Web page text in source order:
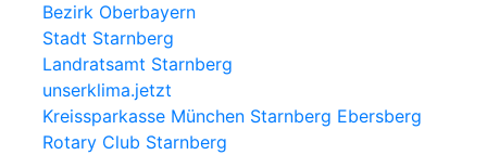
Bezirk Oberbayern
Stadt Starnberg
Landratsamt Starnberg
unserklima.jetzt
Kreissparkasse München Starnberg Ebersberg
Rotary Club Starnberg